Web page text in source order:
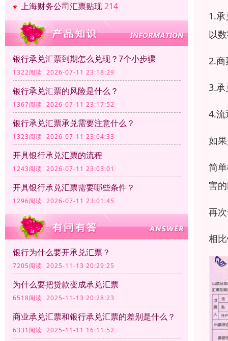
上海财务公司汇票贴现214
银行承兑汇票到期怎么兑现？7个小步骤
1322阅读 2026-07-11 23:18:29
银行承兑汇票的风险是什么？
1367阅读 2026-07-11 23:17:52
银行承兑汇票承兑需要注意什么？
1323阅读 2026-07-11 23:04:33
开具银行承兑汇票的流程
1243阅读 2026-07-11 23:03:01
开具银行承兑汇票需要哪些条件？
1296阅读 2026-07-11 23:01:45
银行为什么要开承兑汇票？
7205阅读 2025-11-13 20:29:25
为什么要把贷款变成承兑汇票
6518阅读 2025-11-13 20:28:23
商业承兑汇票和银行承兑汇票的差别是什么？
6331阅读 2025-11-11 16:11:52
1.
以
2.商
3.承
4.流
如
简
害
再
相